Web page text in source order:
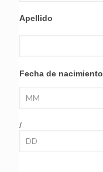
Apellido
Fecha de nacimiento
/